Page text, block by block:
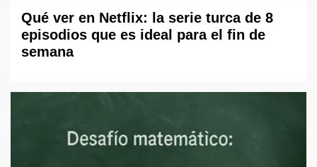
Qué ver en Netflix: la serie turca de 8
episodios que es ideal para el fin de
semana